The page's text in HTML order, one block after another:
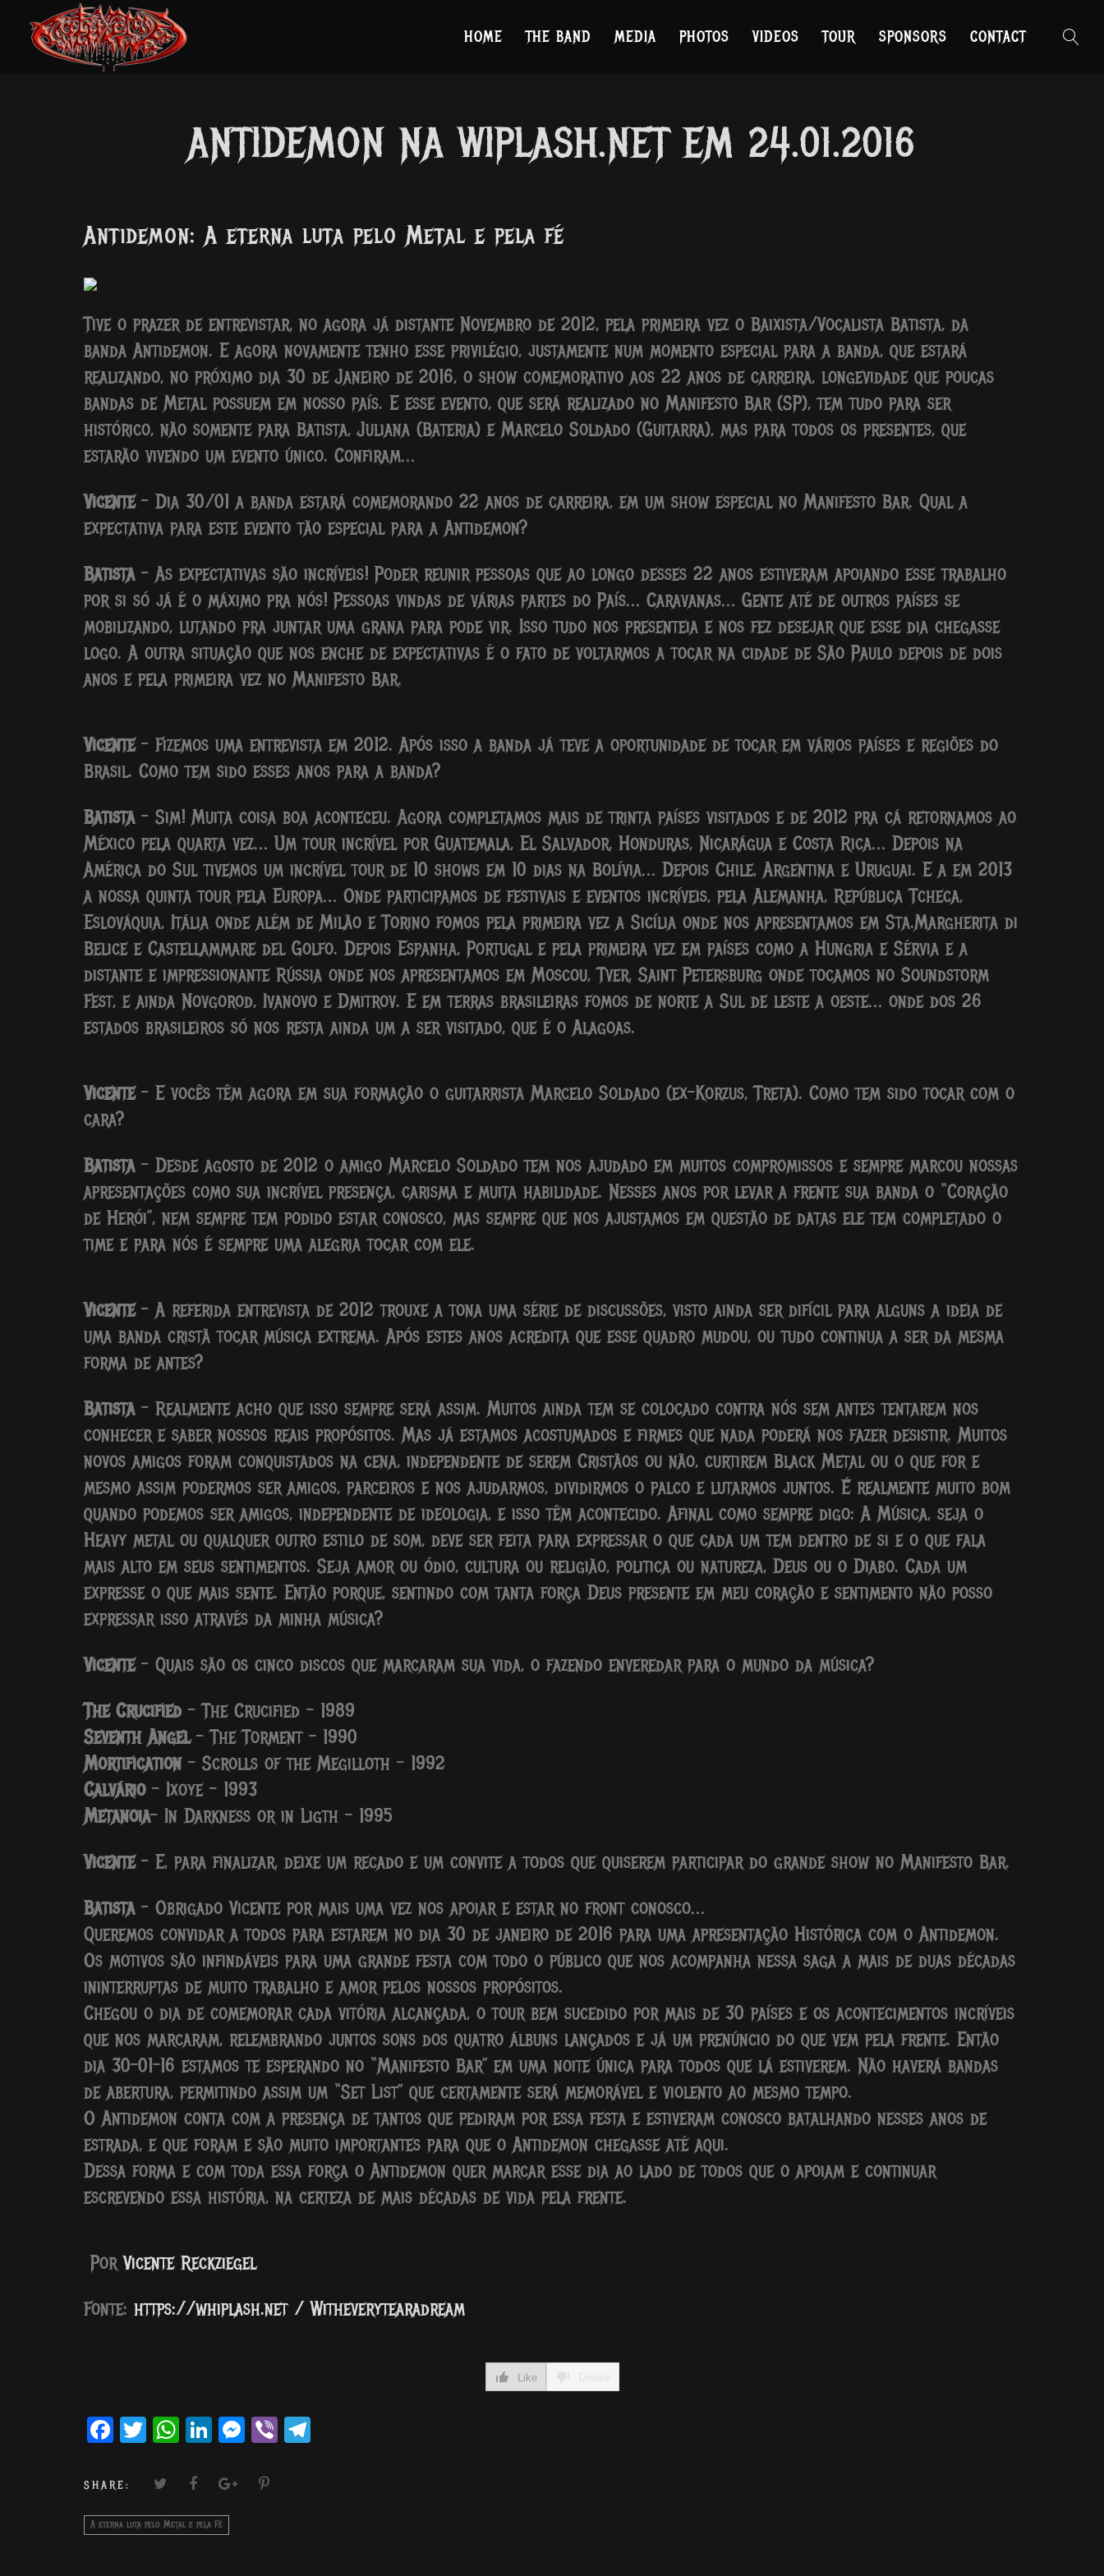
HOME THE BAND MEDIA PHOTOS VIDEOS TOUR SPONSORS CONTACT
ANTIDEMON NA WIPLASH.NET EM 24.01.2016
Antidemon: A eterna luta pelo Metal e pela fé
Tive o prazer de entrevistar, no agora já distante Novembro de 2012, pela primeira vez o Baixista/Vocalista Batista, da
banda Antidemon. E agora novamente tenho esse privilégio, justamente num momento especial para a banda, que estará
realizando, no próximo dia 30 de Janeiro de 2016, o show comemorativo aos 22 anos de carreira, longevidade que poucas
bandas de Metal possuem em nosso país. E esse evento, que será realizado no Manifesto Bar (SP), tem tudo para ser
histórico, não somente para Batista, Juliana (Bateria) e Marcelo Soldado (Guitarra), mas para todos os presentes, que
estarão vivendo um evento único. Confiram…
Vicente– Dia 30/01 a banda estará comemorando 22 anos de carreira, em um show especial no Manifesto Bar. Qual a
expectativa para este evento tão especial para a Antidemon?
Batista– As expectativas são incríveis! Poder reunir pessoas que ao longo desses 22 anos estiveram apoiando esse trabalho
por si só já é o máximo pra nós! Pessoas vindas de várias partes do País… Caravanas… Gente até de outros países se
mobilizando, lutando pra juntar uma grana para pode vir. Isso tudo nos presenteia e nos fez desejar que esse dia chegasse
logo. A outra situação que nos enche de expectativas é o fato de voltarmos a tocar na cidade de São Paulo depois de dois
anos e pela primeira vez no Manifesto Bar.
Vicente– Fizemos uma entrevista em 2012. Após isso a banda já teve a oportunidade de tocar em vários países e regiões do
Brasil. Como tem sido esses anos para a banda?
Batista– Sim! Muita coisa boa aconteceu. Agora completamos mais de trinta países visitados e de 2012 pra cá retornamos ao
México pela quarta vez… Um tour incrível por Guatemala, El Salvador, Honduras, Nicarágua e Costa Rica… Depois na
América do Sul tivemos um incrível tour de 10 shows em 10 dias na Bolívia… Depois Chile, Argentina e Uruguai. E a em 2013
a nossa quinta tour pela Europa… Onde participamos de festivais e eventos incríveis, pela Alemanha, República Tcheca,
Eslováquia, Itália onde além de Milão e Torino fomos pela primeira vez a Sicília onde nos apresentamos em Sta.Margherita di
Belice e Castellammare del Golfo. Depois Espanha, Portugal e pela primeira vez em países como a Hungria e Sérvia e a
distante e impressionante Rússia onde nos apresentamos em Moscou, Tver, Saint Petersburg onde tocamos no Soundstorm
Fest, e ainda Novgorod, Ivanovo e Dmitrov. E em terras brasileiras fomos de norte a Sul de leste a oeste… onde dos 26
estados brasileiros só nos resta ainda um a ser visitado, que é o Alagoas.
Vicente– E vocês têm agora em sua formação o guitarrista Marcelo Soldado (ex-Korzus, Treta). Como tem sido tocar com o
cara?
Batista– Desde agosto de 2012 o amigo Marcelo Soldado tem nos ajudado em muitos compromissos e sempre marcou nossas
apresentações como sua incrível presença, carisma e muita habilidade. Nesses anos por levar a frente sua banda o “Coração
de Herói”, nem sempre tem podido estar conosco, mas sempre que nos ajustamos em questão de datas ele tem completado o
time e para nós é sempre uma alegria tocar com ele.
Vicente– A referida entrevista de 2012 trouxe a tona uma série de discussões, visto ainda ser difícil para alguns a ideia de
uma banda cristã tocar música extrema. Após estes anos acredita que esse quadro mudou, ou tudo continua a ser da mesma
forma de antes?
Batista– Realmente acho que isso sempre será assim. Muitos ainda tem se colocado contra nós sem antes tentarem nos
conhecer e saber nossos reais propósitos. Mas já estamos acostumados e firmes que nada poderá nos fazer desistir. Muitos
novos amigos foram conquistados na cena, independente de serem Cristãos ou não, curtirem Black Metal ou o que for e
mesmo assim podermos ser amigos, parceiros e nos ajudarmos, dividirmos o palco e lutarmos juntos. É realmente muito bom
quando podemos ser amigos, independente de ideologia, e isso têm acontecido. Afinal como sempre digo: A Música, seja o
Heavy metal ou qualquer outro estilo de som, deve ser feita para expressar o que cada um tem dentro de si e o que fala
mais alto em seus sentimentos. Seja amor ou ódio, cultura ou religião, politica ou natureza, Deus ou o Diabo. Cada um
expresse o que mais sente. Então porque, sentindo com tanta força Deus presente em meu coração e sentimento não posso
expressar isso através da minha música?
Vicente– Quais são os cinco discos que marcaram sua vida, o fazendo enveredar para o mundo da música?
The Crucified– The Crucified – 1989
Seventh Angel– The Torment – 1990
Mortification– Scrolls of the Megilloth – 1992
Calvário– Ixoye – 1993
Metanoia– In Darkness or in Ligth – 1995
Vicente– E, para finalizar, deixe um recado e um convite a todos que quiserem participar do grande show no Manifesto Bar.
Batista– Obrigado Vicente por mais uma vez nos apoiar e estar no front conosco…
Queremos convidar a todos para estarem no dia 30 de janeiro de 2016 para uma apresentação Histórica com o Antidemon.
Os motivos são infindáveis para uma grande festa com todo o público que nos acompanha nessa saga a mais de duas décadas
ininterruptas de muito trabalho e amor pelos nossos propósitos.
Chegou o dia de comemorar cada vitória alcançada, o tour bem sucedido por mais de 30 países e os acontecimentos incríveis
que nos marcaram, relembrando juntos sons dos quatro álbuns lançados e já um prenúncio do que vem pela frente. Então
dia 30-01-16 estamos te esperando no “Manifesto Bar” em uma noite única para todos que lá estiverem. Não haverá bandas
de abertura, permitindo assim um “Set List” que certamente será memorável e violento ao mesmo tempo.
O Antidemon conta com a presença de tantos que pediram por essa festa e estiveram conosco batalhando nesses anos de
estrada, e que foram e são muito importantes para que o Antidemon chegasse até aqui.
Dessa forma e com toda essa força o Antidemon quer marcar esse dia ao lado de todos que o apoiam e continuar
escrevendo essa história, na certeza de mais décadas de vida pela frente.
PorVicente Reckziegel
Fonte: https://whiplash.net / Witheverytearadream
Like
Facebook
TwitterWhatsApp
LinkedIn
Messenger
Viber
SHARE:
A eterna luta pelo Metal e pela Fé